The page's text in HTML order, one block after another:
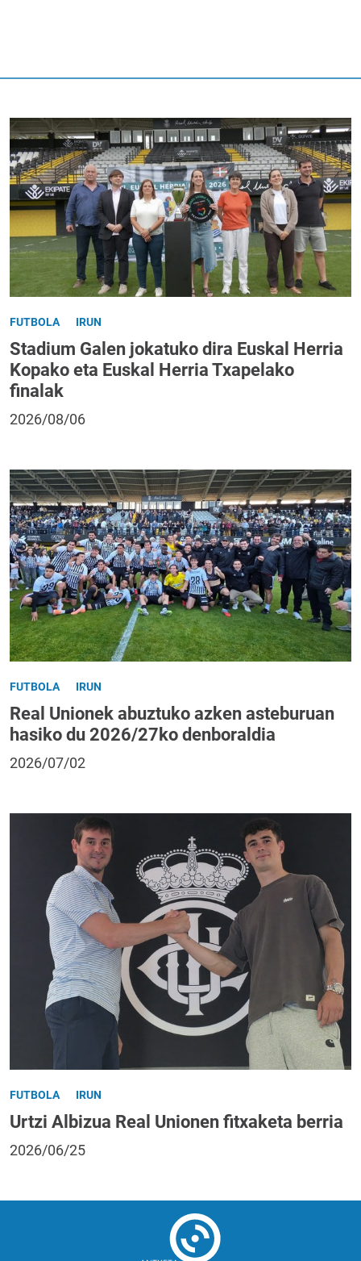
FUTBOLA IRUN
Stadium Galen jokatuko dira Euskal Herria
Kopako eta Euskal Herria Txapelako
finalak
2026/08/06
FUTBOLA IRUN
Real Unionek abuztuko azken asteburuan
hasiko du 2026/27ko denboraldia
2026/07/02
FUTBOLA IRUN
Urtzi Albizua Real Unionen fitxaketa berria
2026/06/25